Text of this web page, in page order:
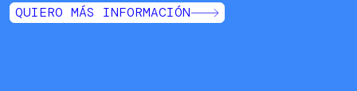
QUIERO MÁS INFORMACIÓN